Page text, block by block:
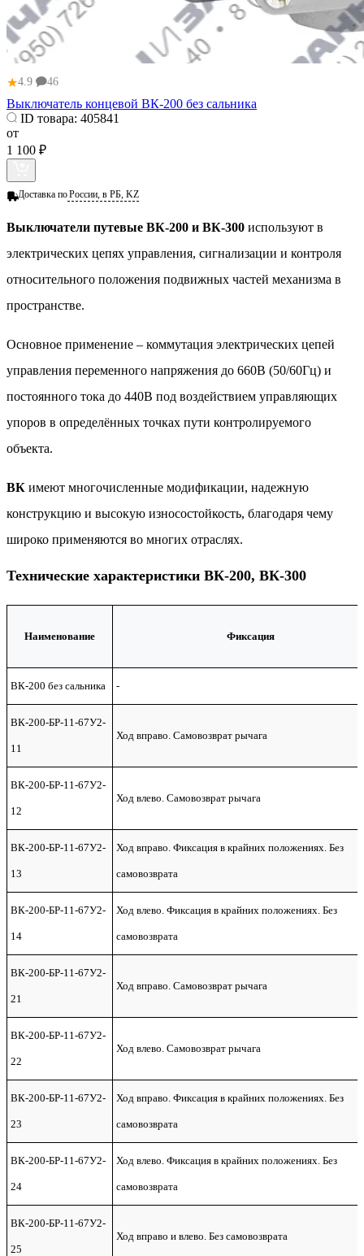
★4.9 46
Выключатель концевой ВК-200 без сальника
ID товара: 405841
от
1 100 ₽
Доставка поРоссии, в РБ, KZ
Выключатели путевые ВК-200 и ВК-300 используют в
электрических цепях управления, сигнализации и контроля
относительного положения подвижных частей механизма в
пространстве.
Основное применение – коммутация электрических цепей
управления переменного напряжения до 660В (50/60Гц) и
постоянного тока до 440В под воздействием управляющих
упоров в определённых точках пути контролируемого
объекта.
ВК имеют многочисленные модификации, надежную
конструкцию и высокую износостойкость, благодаря чему
широко применяются во многих отраслях.
Технические характеристики ВК-200, ВК-300
Наименование Фиксация
ВК-200 без сальника -
ВК-200-БР-11-67У2-
11
Ход вправо. Самовозврат рычага
ВК-200-БР-11-67У2-
12
Ход влево. Самовозврат рычага
ВК-200-БР-11-67У2-
13
Ход вправо. Фиксация в крайних положениях. Без
самовозврата
ВК-200-БР-11-67У2-
14
Ход влево. Фиксация в крайних положениях. Без
самовозврата
ВК-200-БР-11-67У2-
21
Ход вправо. Самовозврат рычага
ВК-200-БР-11-67У2-
22
Ход влево. Самовозврат рычага
ВК-200-БР-11-67У2-
23
Ход вправо. Фиксация в крайних положениях. Без
самовозврата
ВК-200-БР-11-67У2-
24
Ход влево. Фиксация в крайних положениях. Без
самовозврата
ВК-200-БР-11-67У2-
25
Ход вправо и влево. Без самовозврата